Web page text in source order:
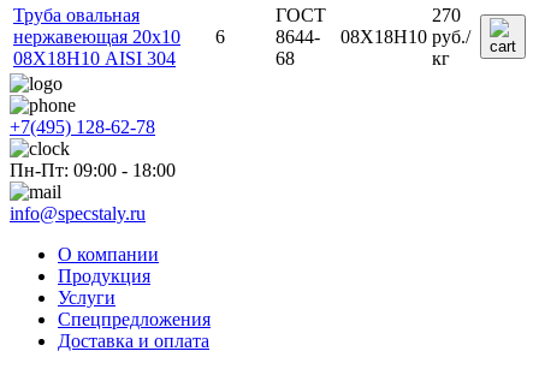
Труба овальная
нержавеющая 20х10
08Х18Н10 AISI 304
6
ГОСТ
8644-
68
08Х18Н10
270
руб./
кг
+7(495) 128-62-78
Пн-Пт: 09:00 - 18:00
info@specstaly.ru
О компании
Продукция
Услуги
Спецпредложения
Доставка и оплата